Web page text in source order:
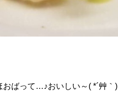
ばって…♪おいしい～( *´艸｀)